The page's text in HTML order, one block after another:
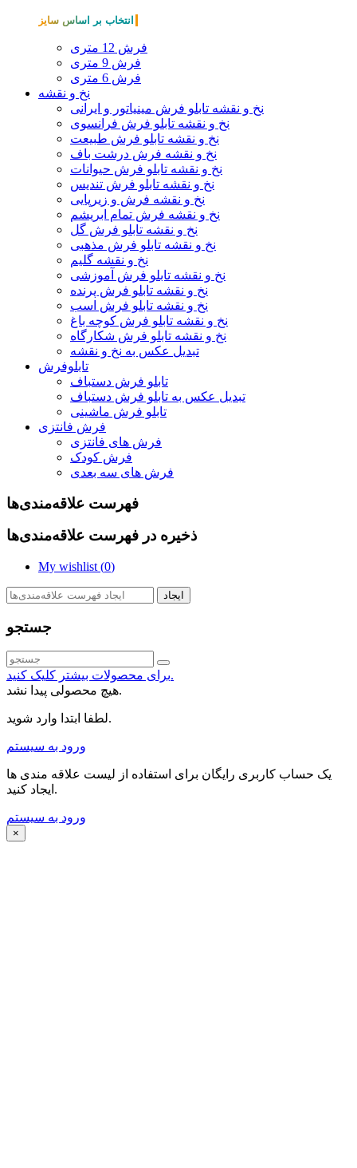
انتخاب بر اساس سایز
فرش 12 متری
فرش 9 متری
فرش 6 متری
نخ و نقشه
نخ و نقشه تابلو فرش مینیاتور و ایرانی
نخ و نقشه تابلو فرش فرانسوی
نخ و نقشه تابلو فرش طبیعت
نخ و نقشه فرش درشت باف
نخ و نقشه تابلو فرش حیوانات
نخ و نقشه تابلو فرش تندیس
نخ و نقشه فرش و زیرپایی
نخ و نقشه فرش تمام ابریشم
نخ و نقشه تابلو فرش گل
نخ و نقشه تابلو فرش مذهبی
نخ و نقشه گلیم
نخ و نقشه تابلو فرش آموزشی
نخ و نقشه تابلو فرش پرنده
نخ و نقشه تابلو فرش اسب
نخ و نقشه تابلو فرش کوچه باغ
نخ و نقشه تابلو فرش شکارگاه
تبدیل عکس به نخ و نقشه
تابلوفرش
تابلو فرش دستباف
تبدیل عکس به تابلو فرش دستباف
تابلو فرش ماشینی
فرش فانتزی
فرش های فانتزی
فرش کودک
فرش های سه بعدی
فهرست علاقه‌مندی‌ها
ذخیره در فهرست علاقه‌مندی‌ها
My wishlist (0)
ایجاد
جستجو
برای محصولات بیشتر کلیک کنید.
هیچ محصولی پیدا نشد.
لطفا ابتدا وارد شوید.
ورود به سیستم
یک حساب کاربری رایگان برای استفاده از لیست علاقه مندی ها
ایجاد کنید.
ورود به سیستم
×